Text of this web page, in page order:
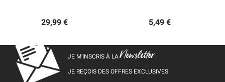
29,99 € 5,49 €
JE M’INSCRIS À LANewsletter
JE REÇOIS DES OFFRES EXCLUSIVES